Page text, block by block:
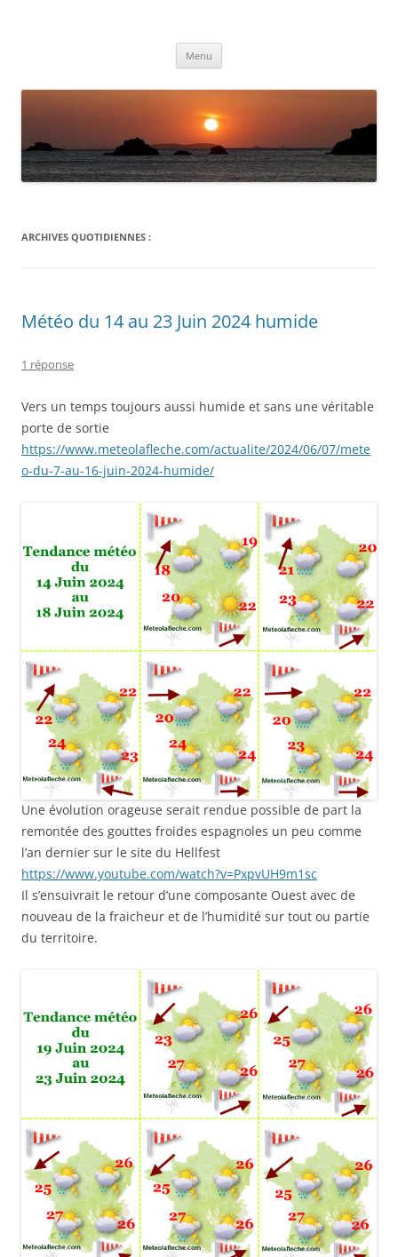
Menu
ARCHIVES QUOTIDIENNES :
Météo du 14 au 23 Juin 2024 humide
1 réponse
Vers un temps toujours aussi humide et sans une véritable
porte de sortie
https://www.meteolafleche.com/actualite/2024/06/07/mete
o-du-7-au-16-juin-2024-humide/
Une évolution orageuse serait rendue possible de part la
remontée des gouttes froides espagnoles un peu comme
l’an dernier sur le site du Hellfest
https://www.youtube.com/watch?v=PxpvUH9m1sc
Il s’ensuivrait le retour d’une composante Ouest avec de
nouveau de la fraicheur et de l’humidité sur tout ou partie
du territoire.